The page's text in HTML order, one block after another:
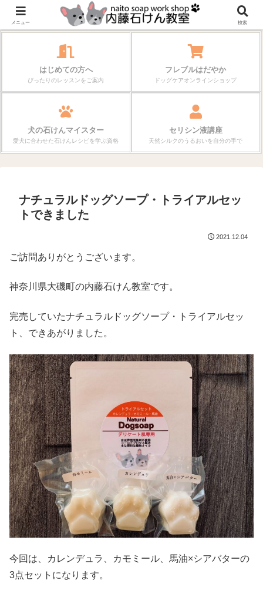
作る楽しさが、毎日の暮らしを変えていく。
はじめての方へ
ぴったりのレッスンをご案内
フレブルはだやか
ドッグケアオンラインショップ
犬の石けんマイスター
愛犬に合わせた石けんレシピを学ぶ資格
セリシン液講座
天然シルクのうるおいを自分の手で
ナチュラルドッグソープ・トライアルセッ
トできました
2021.12.04
ご訪問ありがとうございます。
神奈川県大磯町の内藤石けん教室です。
完売していたナチュラルドッグソープ・トライアルセッ
ト、できあがりました。
今回は、カレンデュラ、カモミール、馬油×シアバターの
3点セットになります。
メニュー 検索